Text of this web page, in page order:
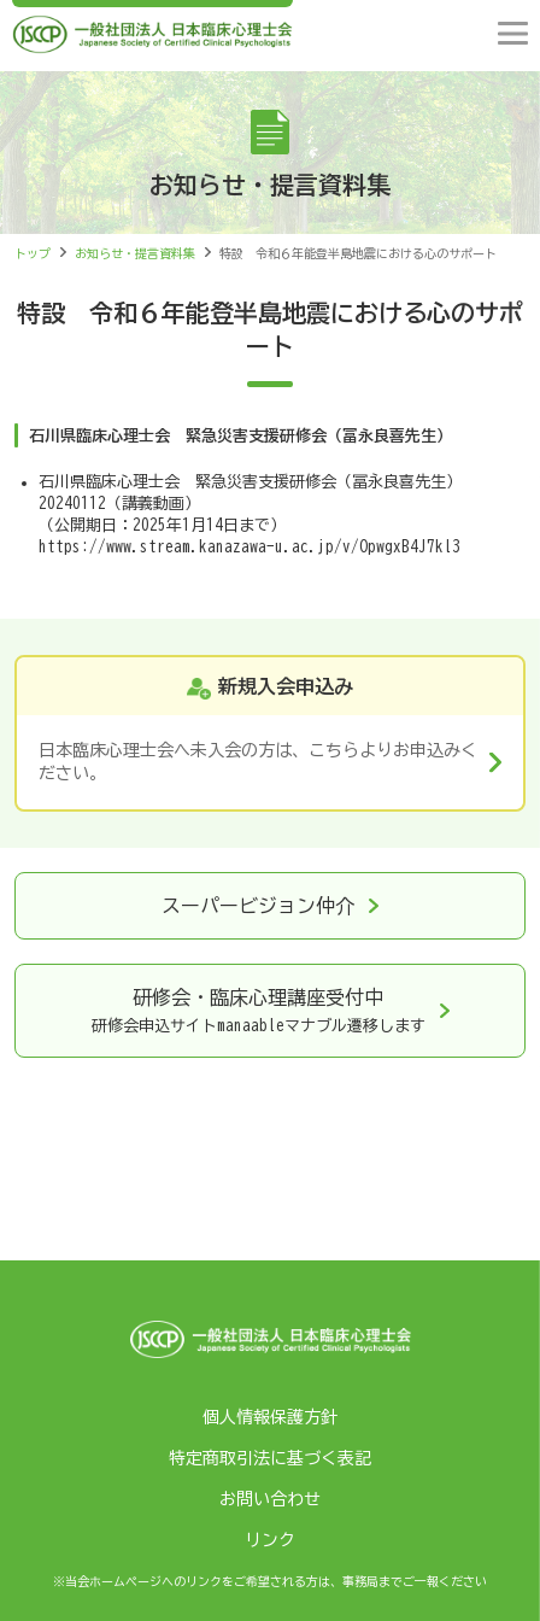
お知らせ・提言資料集
トップ お知らせ・提言資料集 特設 令和６年能登半島地震における心のサポート
特設 令和６年能登半島地震における心のサポ
ート
石川県臨床心理士会 緊急災害支援研修会（冨永良喜先生）
石川県臨床心理士会 緊急災害支援研修会（冨永良喜先生）
20240112（講義動画）
（公開期日：2025年1月14日まで）
https://www.stream.kanazawa-u.ac.jp/v/OpwgxB4J7kl3
新規入会申込み
日本臨床心理士会へ未入会の方は、こちらよりお申込みく
ださい。
スーパービジョン仲介
研修会・臨床心理講座受付中
研修会申込サイトmanaableマナブル遷移します
個人情報保護方針
特定商取引法に基づく表記
お問い合わせ
リンク
※当会ホームページへのリンクをご希望される方は、事務局までご一報ください